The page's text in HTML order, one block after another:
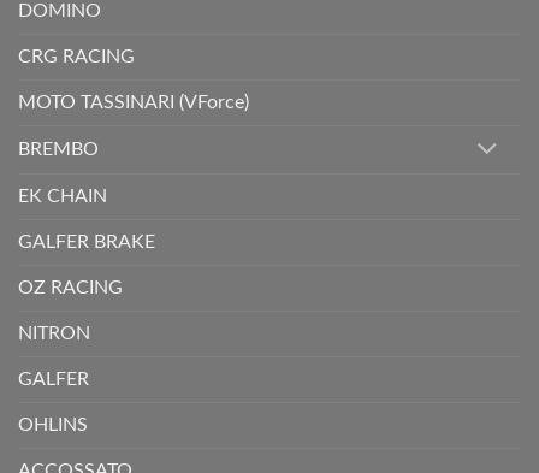
DOMINO
CRG RACING
MOTO TASSINARI (VForce)
BREMBO
EK CHAIN
GALFER BRAKE
OZ RACING
NITRON
GALFER
OHLINS